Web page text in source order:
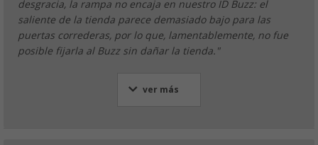
desgracia, la rampa no encaja en nuestro ID Buzz: el
saliente de la tienda parece demasiado bajo para las
puertas correderas, por lo que, lamentablemente, no fue
posible fijarla al Buzz sin dañar la tienda."
ver más